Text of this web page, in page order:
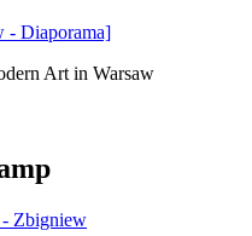
- Diaporama]
Art in Warsaw